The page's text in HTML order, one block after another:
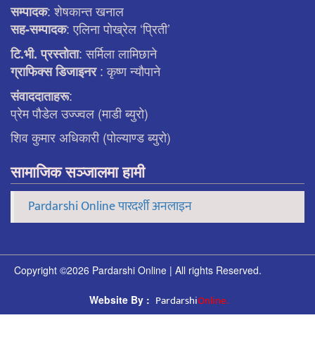
सम्पादक: शेषकान्त खनाल
सह-सम्पादक: एलिना पाेख्रेल ‘प्रिती’
टि.भी. प्रस्ताेता: सर्मिला लामिछाने
ग्राफिक्स डिजाइनर: कृष्ण न्याैपाने
संवाददाताहरू:
प्रेम पौडेल उज्ज्वल (माडी ब्युरो)
शिव कुमार अधिकारी (पोल्याण्ड ब्युरो)
सामाजिक सञ्जालमा हामी
Pardarshi Online पारदर्शी अनलाइन
Copyright ©2026 Pardarshi Online | All rights Reserved.
Website By : PardarshiOnline.